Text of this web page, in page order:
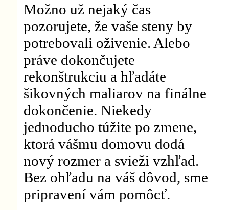
Možno už nejaký čas
pozorujete, že vaše steny by
potrebovali oživenie. Alebo
práve dokončujete
rekonštrukciu a hľadáte
šikovných maliarov na finálne
dokončenie. Niekedy
jednoducho túžite po zmene,
ktorá vášmu domovu dodá
nový rozmer a svieži vzhľad.
Bez ohľadu na váš dôvod, sme
pripravení vám pomôcť.